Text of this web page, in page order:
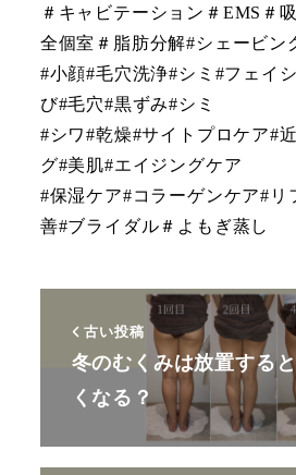
＃キャビテーション＃EMS＃
全個室＃脂肪分解#シェービン
#小顔#毛穴洗浄#シミ#フェイ
び#毛穴#黒ずみ#シミ
#シワ#乾燥#サイトプロケア#
グ#美肌#エイジングケア
#保湿ケア#コラーゲンケア#リ
善#ブライダル＃よもぎ蒸し
古い投稿
冬のむくみは放置する
くなる？